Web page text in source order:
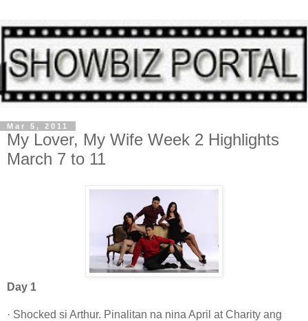
Mar 5, 2011
My Lover, My Wife Week 2 Highlights
March 7 to 11
Day 1
· Shocked si Arthur. Pinalitan na nina April at Charity ang